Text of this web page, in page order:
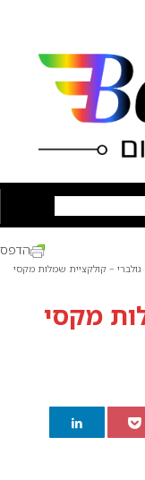
גולברי – קולקציית שמלות מקסי
מקסי
הדפס